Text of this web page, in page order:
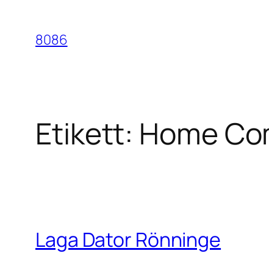
innehåll
8086
Etikett: Home
Laga Dator Rönninge